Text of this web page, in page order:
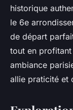
historique
le 6e
de départ
tout en profitant
ambiance
allie praticité et